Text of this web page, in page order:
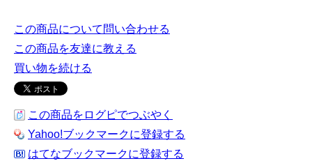
この商品について問い合わせる
この商品を友達に教える
買い物を続ける
この商品をログピでつぶやく
Yahoo!ブックマークに登録する
はてなブックマークに登録する